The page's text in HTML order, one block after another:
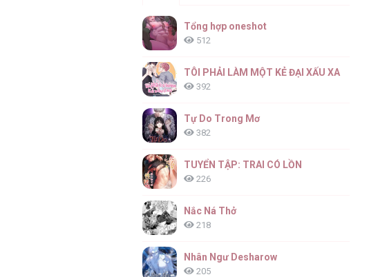
Tổng hợp oneshot
512
TÔI PHẢI LÀM MỘT KẺ ĐẠI XẤU XA
392
Tự Do Trong Mơ
382
TUYỂN TẬP: TRAI CÓ LỒN
226
Nắc Ná Thở
218
Nhân Ngư Desharow
205